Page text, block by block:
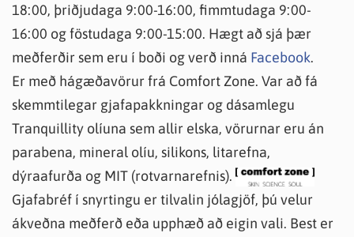
18:00, þriðjudaga 9:00-16:00, fimmtudaga 9:00-
16:00 og föstudaga 9:00-15:00. Hægt að sjá þær
meðferðir sem eru í boði og verð inná Facebook.
Er með hágæðavörur frá Comfort Zone. Var að fá
skemmtilegar gjafapakkningar og dásamlegu
Tranquillity olíuna sem allir elska, vörurnar eru án
parabena, mineral olíu, silikons, litarefna,
dýraafurða og MIT (rotvarnarefnis).
Gjafabréf í snyrtingu er tilvalin jólagjöf, þú velur
ákveðna meðferð eða upphæð að eigin vali. Best er